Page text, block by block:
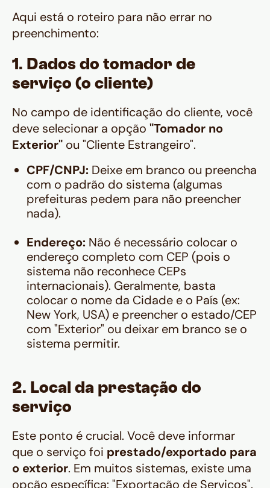
Aqui está o roteiro para não errar no
preenchimento:
1. Dados do tomador de
serviço (o cliente)
No campo de identificação do cliente, você
deve selecionar a opção "Tomador no
Exterior" ou "Cliente Estrangeiro".
CPF/CNPJ: Deixe em branco ou preencha
com o padrão do sistema (algumas
prefeituras pedem para não preencher
nada).
Endereço: Não é necessário colocar o
endereço completo com CEP (pois o
sistema não reconhece CEPs
internacionais). Geralmente, basta
colocar o nome da Cidade e o País (ex:
New York, USA) e preencher o estado/CEP
com "Exterior" ou deixar em branco se o
sistema permitir.
2. Local da prestação do
serviço
Este ponto é crucial. Você deve informar
que o serviço foi prestado/exportado para
o exterior. Em muitos sistemas, existe uma
opção específica: "Exportação de Serviços".